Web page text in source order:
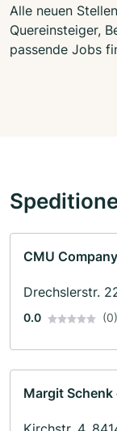
Alle neuen
Quereinsteiger,
passende Jobs
CMU Company
Drechslerstr.
0.0 (0)
Margit Schenk